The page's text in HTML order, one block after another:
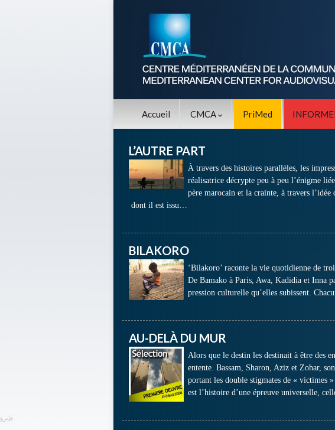
Accueil CMCA PriMed
L’AUTRE PART
À travers des histoires parallèles, les
réalisatrice décrypte peu à peu l’énigme
père marocain et la crainte, à travers
dont il est issu…
BILAKORO
‘Bilakoro’ raconte la vie quotidienne de
De Bamako à Paris, Awa, Kadidia et Inna
pression culturelle qu’elles subissent.
AU-DELÀ DU MUR
Alors que le destin les destinait à être des
entente. Bassam, Sharon, Aziz et Zohar,
portant les double stigmates de « victimes
est l’histoire d’une épreuve universelle,